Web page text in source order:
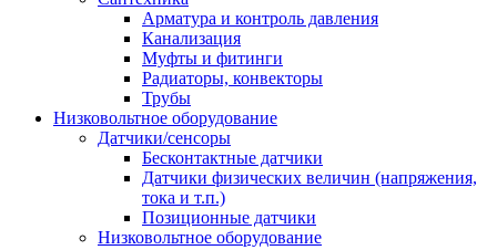
Арматура и контроль давления
Канализация
Муфты и фитинги
Радиаторы, конвекторы
Трубы
Низковольтное оборудование
Датчики/сенсоры
Бесконтактные датчики
Датчики физических величин (напряжения,
тока и т.п.)
Позиционные датчики
Низковольтное оборудование